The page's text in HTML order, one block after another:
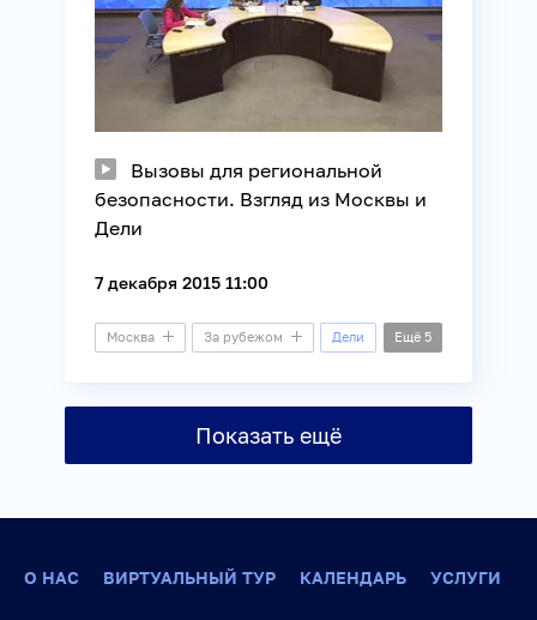
Вызовы для региональной
безопасности. Взгляд из Москвы и
Дели
7 декабря 2015 11:00
Москва За рубежом Дели
Видеомост
Внешняя политика Индия
Ещё 5
Показать ещё
О НАС ВИРТУАЛЬНЫЙ ТУР КАЛЕНДАРЬ УСЛУГИ